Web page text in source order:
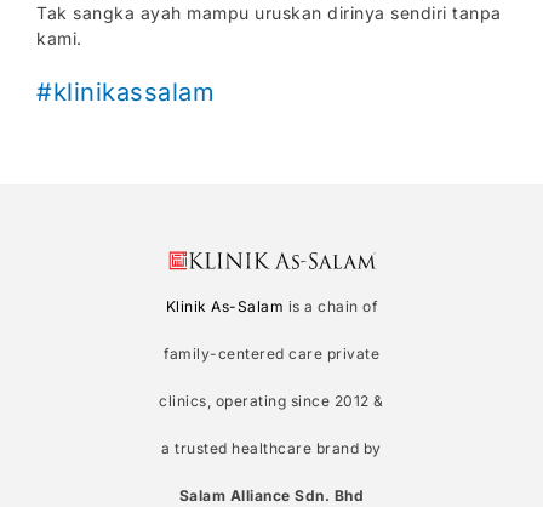
Tak sangka ayah mampu uruskan dirinya sendiri tanpa
kami.
#klinikassalam
Klinik As-Salam is a chain of
family-centered care private
clinics, operating since 2012 &
a trusted healthcare brand by
Salam Alliance Sdn. Bhd